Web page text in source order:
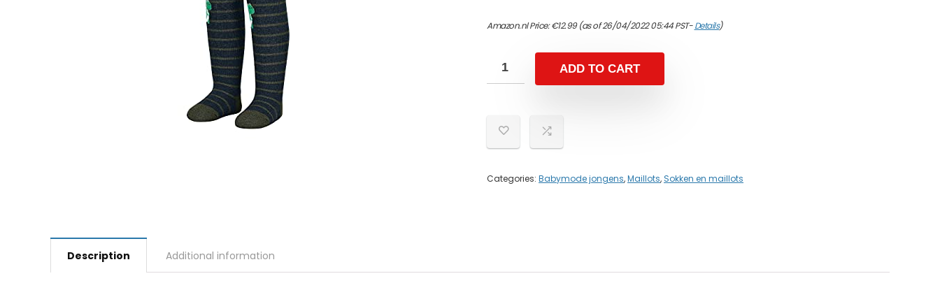
Amazon.nl Price:€12.99(as of 26/04/2022 05:44 PST-Details)
ADD TO CART
Categories: Babymode jongens,Maillots, Sokken en maillots
Description Additional information